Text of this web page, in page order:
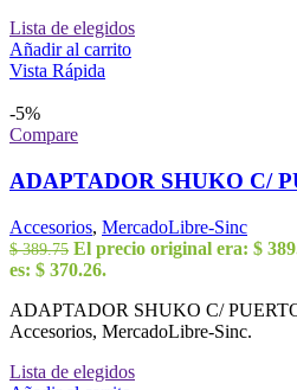
Lista de elegidos
Añadir al carrito
Vista Rápida
-5%
Compare
ADAPTADOR SHUKO C/
Accesorios, MercadoLibre-Sinc
$389.75 El precio original era: $
es: $ 370.26.
ADAPTADOR SHUKO C/
Accesorios, MercadoLibre-Sinc.
Lista de elegidos